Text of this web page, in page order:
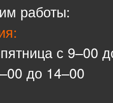
работы:
с 9–00
до 14–00